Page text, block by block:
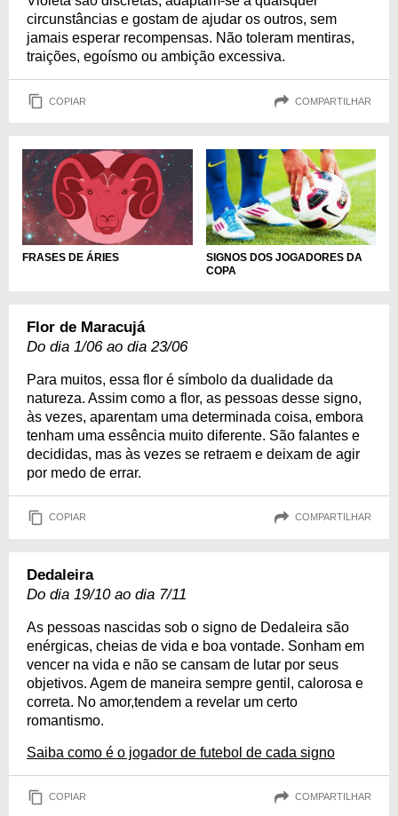
circunstâncias e gostam de ajudar os outros, sem
jamais esperar recompensas. Não toleram mentiras,
traições, egoísmo ou ambição excessiva.
COPIAR COMPARTILHAR
FRASES DE ÁRIES
SIGNOS DOS JOGADORES DA
COPA
Flor de Maracujá
Do dia 1/06 ao dia 23/06
Para muitos, essa flor é símbolo da dualidade da
natureza. Assim como a flor, as pessoas desse signo,
às vezes, aparentam uma determinada coisa, embora
tenham uma essência muito diferente. São falantes e
decididas, mas às vezes se retraem e deixam de agir
por medo de errar.
COPIAR COMPARTILHAR
Dedaleira
Do dia 19/10 ao dia 7/11
As pessoas nascidas sob o signo de Dedaleira são
enérgicas, cheias de vida e boa vontade. Sonham em
vencer na vida e não se cansam de lutar por seus
objetivos. Agem de maneira sempre gentil, calorosa e
correta. No amor,tendem a revelar um certo
romantismo.
Saiba como é o jogador de futebol de cada signo
COPIAR COMPARTILHAR